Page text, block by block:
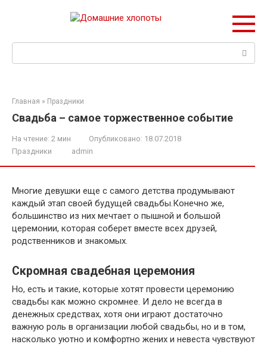
Главная » Праздники
Свадьба – самое торжественное событие
На чтение: 2 мин Опубликовано: 18.07.2018
Праздники
admin
Многие девушки еще с самого детства продумывают
каждый этап своей будущей свадьбы.Конечно же,
большинство из них мечтает о пышной и большой
церемонии, которая соберет вместе всех друзей,
родственников и знакомых.
Скромная свадебная церемония
Но, есть и такие, которые хотят провести церемонию
свадьбы как можно скромнее. И дело не всегда в
денежных средствах, хотя они играют достаточно
важную роль в организации любой свадьбы, но и в том,
насколько уютно и комфортно жених и невеста чувствуют